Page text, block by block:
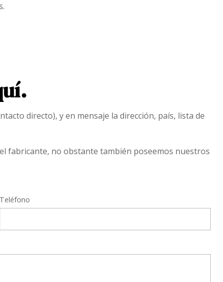
directo), y en mensaje la dirección, país, lista de
fabricante, no obstante también poseemos nuestros
Teléfono